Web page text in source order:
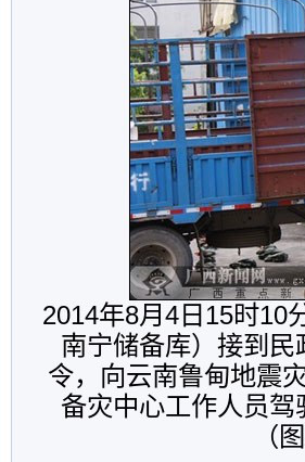
2014年8月4日15时10
南宁储备库）接到
令，向云南鲁甸地震
备灾中心工作人员
（